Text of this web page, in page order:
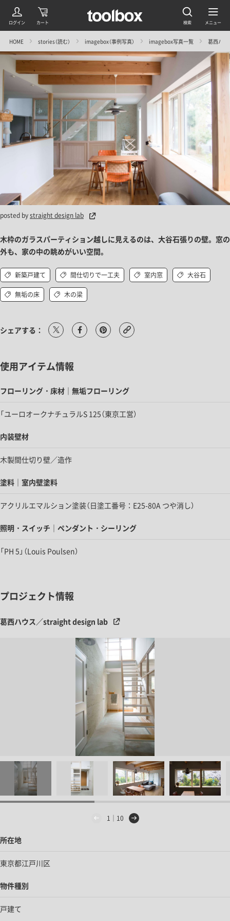
HOME stories（読む） imagebox（事例写真） imagebox写真一覧 葛西ハ
posted bystraight design lab
木枠のガラスパーティション越しに見えるのは、大谷石張りの壁。窓の
外も、家の中の眺めがいい空間。
新築戸建て 間仕切りで一工夫 室内窓 大谷石
無垢の床 木の梁
シェアする：
使用アイテム情報
フローリング・床材｜無垢フローリング
「ユーロオークナチュラルS 125（東京工営）
内装壁材
木製間仕切り壁／造作
塗料｜室内壁塗料
アクリルエマルション塗装（日塗工番号：E25-80A つや消し）
照明・スイッチ｜ペンダント・シーリング
「PH 5」（Louis Poulsen）
プロジェクト情報
葛西ハウス／straight design lab
1｜10
所在地
東京都江戸川区
物件種別
戸建て